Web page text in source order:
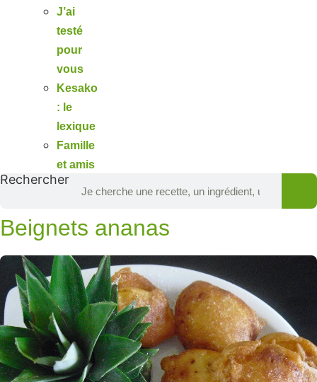
J’ai
testé
pour
vous
Kesako
: le
lexique
Famille
et amis
Rechercher
Beignets ananas